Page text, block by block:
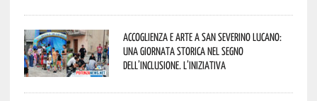
Accoglienza e arte a San Severino Lucano:
una giornata storica nel segno
dell’inclusione. L’iniziativa